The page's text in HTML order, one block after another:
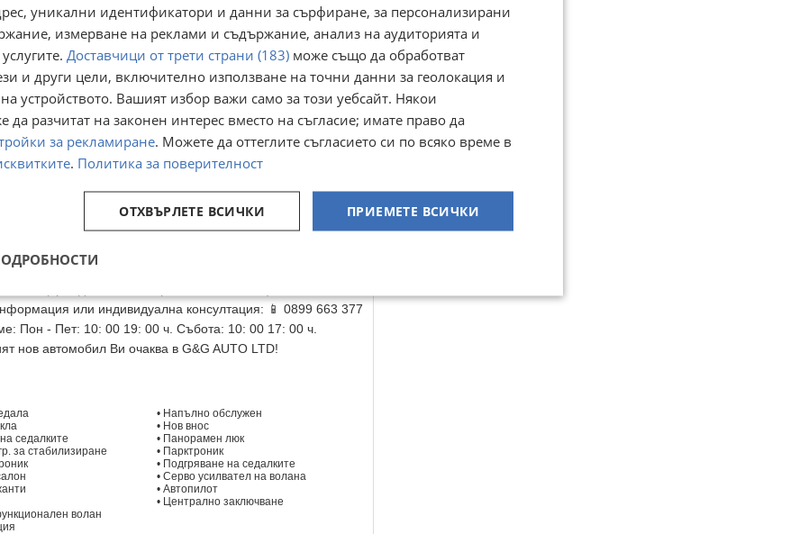
СТАНДАРТ EU6D. ========================== 💳
LTD предлагаме едни от най-добрите условия на
година. -Условия: 20% до 60% първоначална вноска и
първоначална вноска): -Одобрение само срещу лична
БЕЗ първоначална вноска до 40, 000 чрез TBI Bank ✨
🌟 ЗАЩО ДА ИЗБЕРЕТЕ НАС? 🏢 ЗА НАС ✅ Доказан внос:
автомобили от официални представителства в
качество: Автомобили са преминали технически
или такава от нас. ✅ Индивидуален подход:
перфектния автомобил за Вашите нужди. 🚚
пълни спецификации и VIN номер за всяка оферта. ✅
поръчки до 14 работни дни. ✅ Сигурност:
директно от доверени партньори. Пълно
➡️ Транспорт и регистрация в КАТ. ➡️ Транзитни номера. ➡️
(Гражданска отговорност и Автокаско). 📞 КОНТАКТИ
или индивидуална консултация: 📱 0899 663 377
Пон - Пет: 10: 00 19: 00 ч. Събота: 10: 00 17: 00 ч.
нов автомобил Ви очаква в G&G AUTO LTD!
седалките
за стабилизиране
волан
• Напълно обслужен
• Нов внос
• Панорамен люк
• Парктроник
• Подгряване на седалките
• Серво усилвател на волана
• Автопилот
• Централно заключване
уникални идентификатори и данни за сърфиране, за персонализирани
измерване на реклами и съдържание, анализ на аудиторията и
Доставчици от трети страни (183) може също да обработват
и други цели, включително използване на точни данни за геолокация и
устройството. Вашият избор важи само за този уебсайт. Някои
да разчитат на законен интерес вместо на съгласие; имате право да
за рекламиране. Можете да оттеглите съгласието си по всяко време в
. Политика за поверителност
ПРИЕМЕТЕ ВСИЧКИ
ОТХВЪРЛЕТЕ ВСИЧКИ